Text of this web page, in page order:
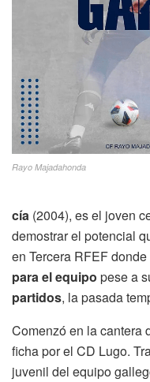
Rayo Majadahonda
cía (2004), es el joven
demostrar el potencial
en Tercera RFEF
para el equipo pese a
partidos, la pasada
Comenzó en la cantera
ficha por el CD Lugo.
juvenil del equipo